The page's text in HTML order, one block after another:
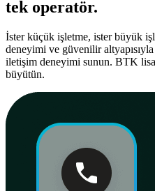
tek operatör.
İster küçük işletme, ister büyük
deneyimi ve güvenilir
iletişim deneyimi sunun. BTK
büyütün.